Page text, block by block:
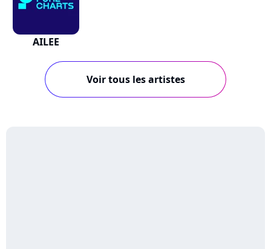
AILEE
Voir tous les artistes